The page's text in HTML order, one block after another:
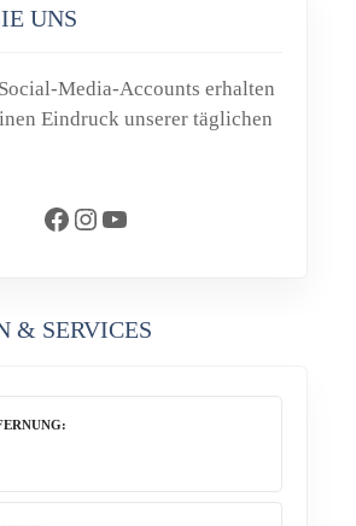
UNS
Media-Accounts erhalten
Eindruck unserer täglichen
Facebook Instagram YouTube
& SERVICES